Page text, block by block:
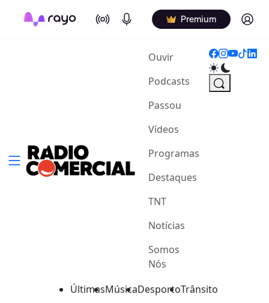
On Air Podcasts Premium Log in
Ouvir(current)
Podcasts
Passou
Vídeos
Programas
Destaques
TNT
Notícias
Somos
Nós
ÚltimasMúsicaDesportoTrânsito